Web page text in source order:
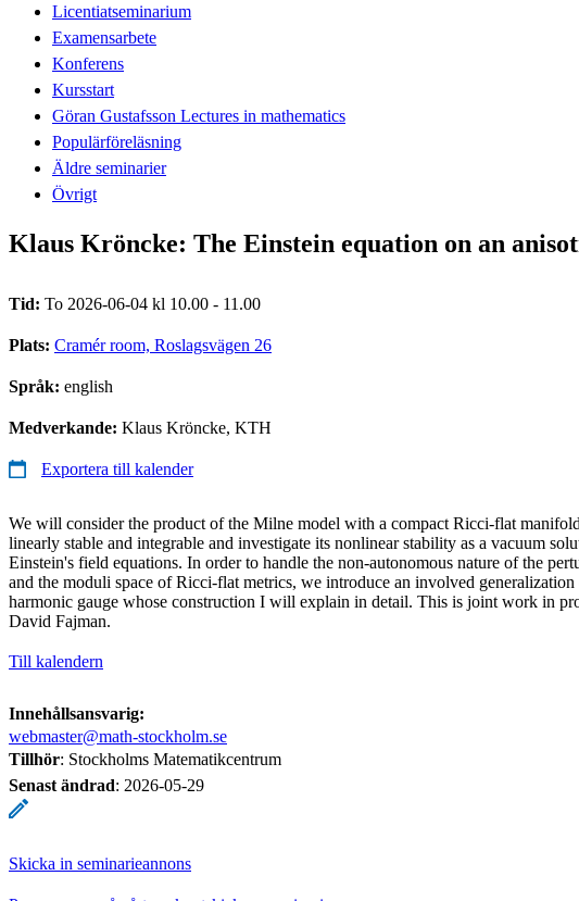
Licentiatseminarium
Examensarbete
Konferens
Kursstart
Göran Gustafsson Lectures in mathematics
Populärföreläsning
Äldre seminarier
Övrigt
Klaus Kröncke: The Einstein equation on an
Tid: To 2026-06-04 kl 10.00 - 11.00
Plats: Cramér room, Roslagsvägen 26
Språk: english
Medverkande: Klaus Kröncke, KTH
Exportera till kalender
We will consider the product of the Milne model with a compact Ricci-flat
linearly stable and integrable and investigate its nonlinear stability as a vacuum
Einstein's field equations. In order to handle the non-autonomous nature of the
and the moduli space of Ricci-flat metrics, we introduce an involved generalization
harmonic gauge whose construction I will explain in detail. This is joint work in
David Fajman.
Till kalendern
Innehållsansvarig:
webmaster@math-stockholm.se
Tillhör: Stockholms Matematikcentrum
Senast ändrad: 2026-05-29
Skicka in seminarieannons